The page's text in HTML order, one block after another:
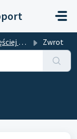
pytania Zwrot